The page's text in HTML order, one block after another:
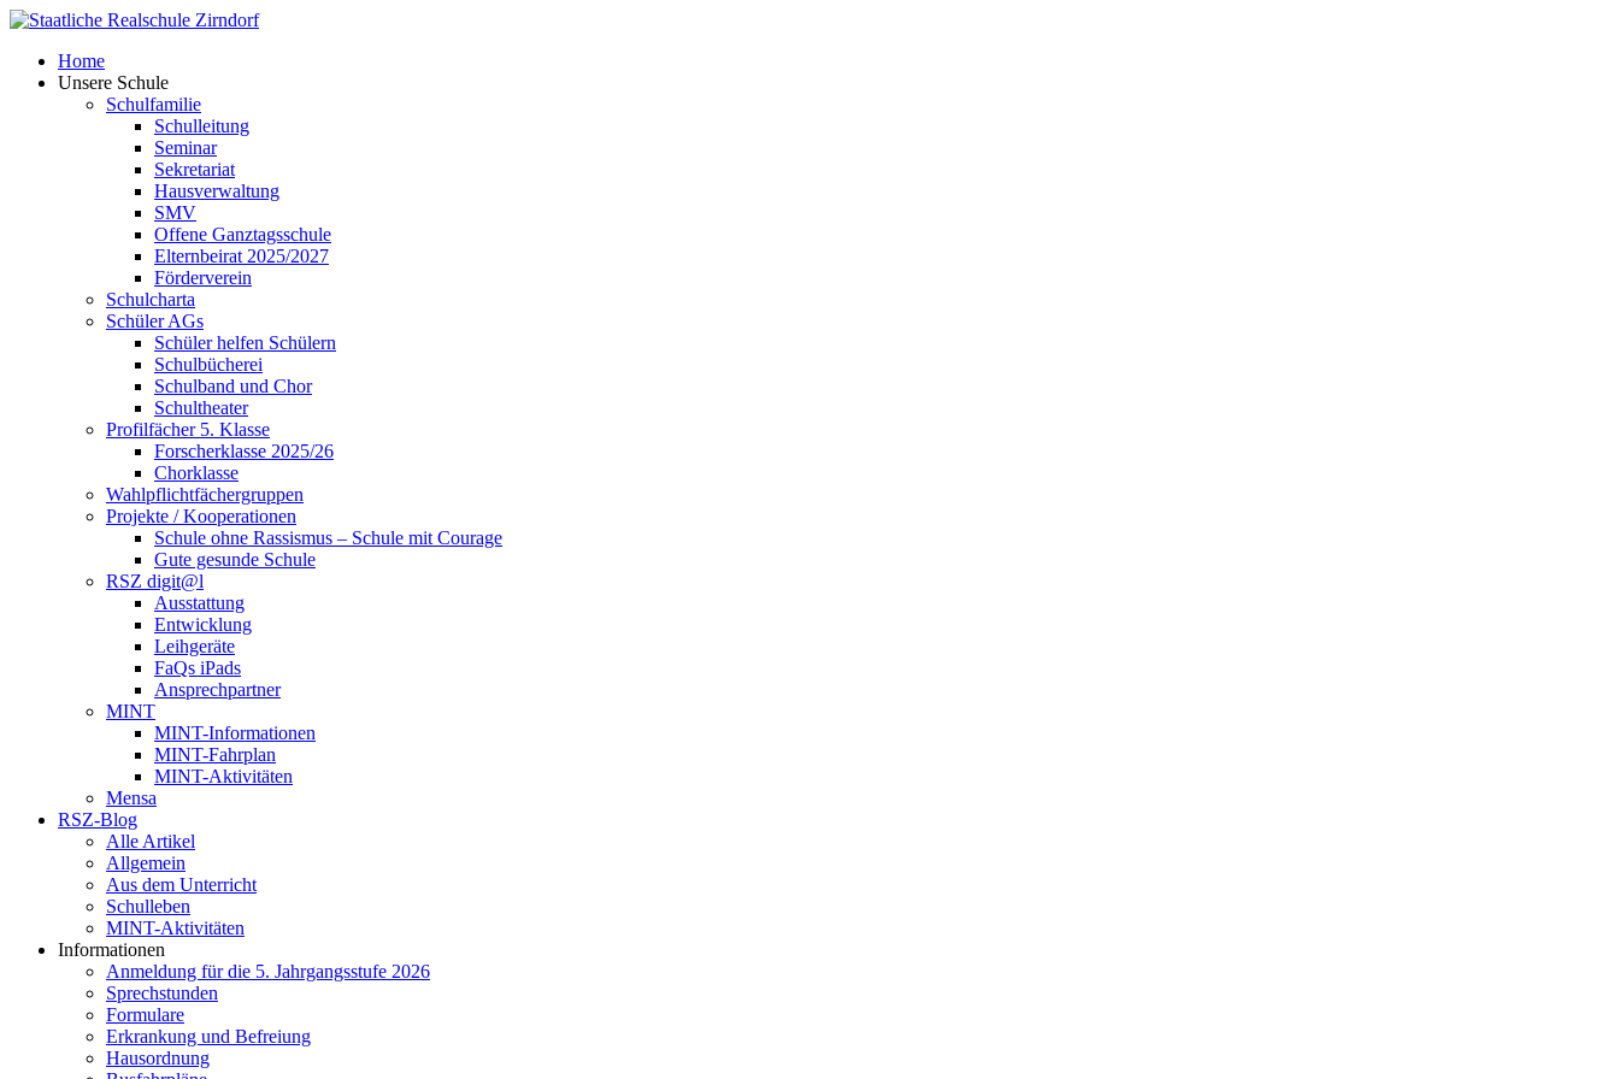
Skip
contentHome
Unsere Schule
Schulfamilie
Schulleitung
Seminar
Sekretariat
Hausverwaltung
SMV
Offene Ganztagsschule
Elternbeirat 2025/2027
Förderverein
Schulcharta
Schüler AGs
Schüler helfen Schülern
Schulbücherei
Schulband und Chor
Schultheater
Profilfächer 5. Klasse
Forscherklasse 2025/26
Chorklasse
Wahlpflichtfächergruppen
Projekte / Kooperationen
Schule ohne Rassismus – Schule mit Courage
Gute gesunde Schule
RSZ digit@l
Ausstattung
Entwicklung
Leihgeräte
FaQs iPads
Ansprechpartner
MINT
MINT-Informationen
MINT-Fahrplan
MINT-Aktivitäten
Mensa
RSZ-Blog
Alle Artikel
Allgemein
Aus dem Unterricht
Schulleben
MINT-Aktivitäten
Informationen
Anmeldung für die 5. Jahrgangsstufe 2026
Sprechstunden
Formulare
Erkrankung und Befreiung
Hausordnung